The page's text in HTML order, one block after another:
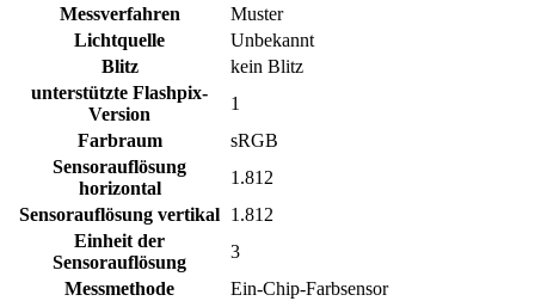
Messverfahren
Muster
Lichtquelle
Unbekannt
Blitz
kein Blitz
unterstützte Flashpix-
Version
1
Farbraum
sRGB
Sensorauflösung
horizontal
1.812
Sensorauflösung vertikal 1.812
Einheit der
Sensorauflösung
3
Messmethode
Ein-Chip-Farbsensor